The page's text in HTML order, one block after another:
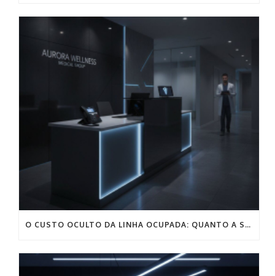
O CUSTO OCULTO DA LINHA OCUPADA: QUANTO A SUA CLÍNICA SANGRA POR MÊS NA RECEPÇÃO?